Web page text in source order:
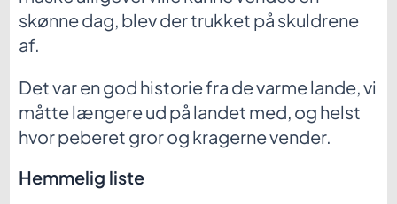
skønne dag, blev der trukket på skuldrene
af.
Det var en god historie fra de varme lande, vi
måtte længere ud på landet med, og helst
hvor peberet gror og kragerne vender.
Hemmelig liste